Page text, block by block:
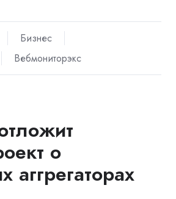
Бизнес
Вебмониторэкс
о
аггрегаторах